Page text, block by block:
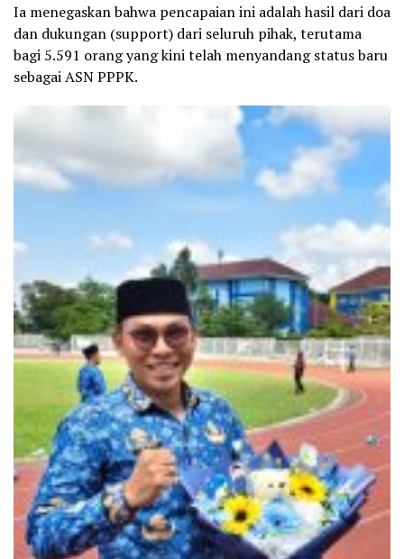
Ia menegaskan bahwa pencapaian ini adalah hasil dari doa
dan dukungan (support) dari seluruh pihak, terutama
bagi 5.591 orang yang kini telah menyandang status baru
sebagai ASN PPPK.